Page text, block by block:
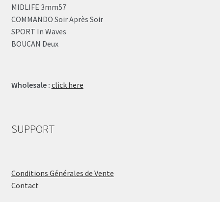
MIDLIFE 3mm57
COMMANDO Soir Après Soir
SPORT In Waves
BOUCAN Deux
Wholesale : click here
SUPPORT
Conditions Générales de Vente
Contact